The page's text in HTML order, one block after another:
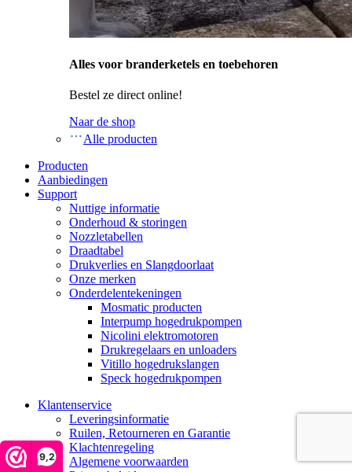
9,2
Alles voor branderketels en toebehoren
Bestel ze direct online!
Naar de shop
Alle producten
Producten
Aanbiedingen
Support
Nuttige informatie
Onderhoud & storingen
Nozzletabellen
Draadtabel
Drukverlies en Slangdoorlaat
Onze merken
Onderdelentekeningen
Mosmatic producten
Interpump hogedrukpompen
Nicolini elektromotoren
Drukregelaars en unloaders
Vitillo hogedrukslangen
Speck hogedrukpompen
Klantenservice
Leveringsinformatie
Ruilen, Retourneren en Garantie
Klachtenregeling
Algemene voorwaarden